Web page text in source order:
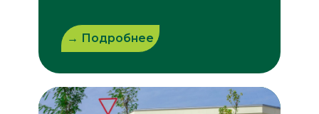
→ Подробнее